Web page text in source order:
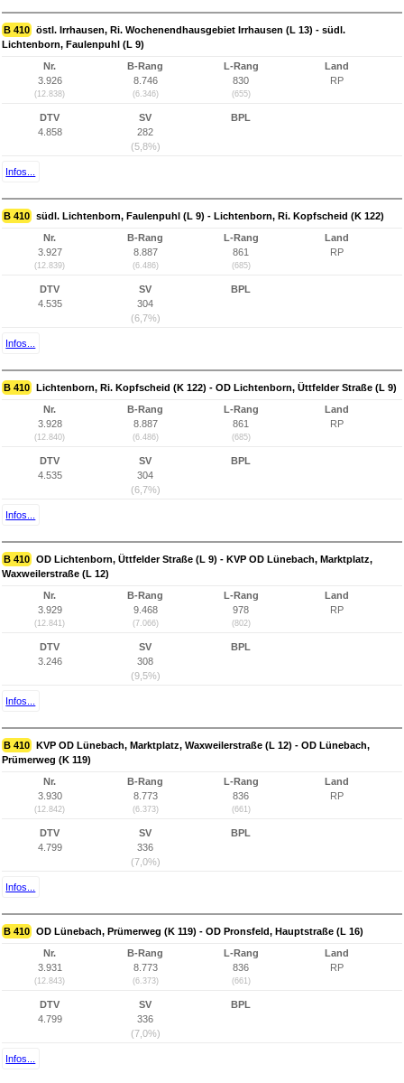
B 410 östl. Irrhausen, Ri. Wochenendhausgebiet Irrhausen (L 13) - südl.
Lichtenborn, Faulenpuhl (L 9)
Nr.
3.926
(12.838)
B-Rang
8.746
(6.346)
L-Rang
830
(655)
Land
RP
DTV
4.858
SV
282
(5,8%)
BPL
Infos...
B 410 südl. Lichtenborn, Faulenpuhl (L 9) - Lichtenborn, Ri. Kopfscheid (K 122)
Nr.
3.927
(12.839)
B-Rang
8.887
(6.486)
L-Rang
861
(685)
Land
RP
DTV
4.535
SV
304
(6,7%)
BPL
Infos...
B 410 Lichtenborn, Ri. Kopfscheid (K 122) - OD Lichtenborn, Üttfelder Straße (L 9)
Nr.
3.928
(12.840)
B-Rang
8.887
(6.486)
L-Rang
861
(685)
Land
RP
DTV
4.535
SV
304
(6,7%)
BPL
Infos...
B 410 OD Lichtenborn, Üttfelder Straße (L 9) - KVP OD Lünebach, Marktplatz,
Waxweilerstraße (L 12)
Nr.
3.929
(12.841)
B-Rang
9.468
(7.066)
L-Rang
978
(802)
Land
RP
DTV
3.246
SV
308
(9,5%)
BPL
Infos...
B 410 KVP OD Lünebach, Marktplatz, Waxweilerstraße (L 12) - OD Lünebach,
Prümerweg (K 119)
Nr.
3.930
(12.842)
B-Rang
8.773
(6.373)
L-Rang
836
(661)
Land
RP
DTV
4.799
SV
336
(7,0%)
BPL
Infos...
B 410 OD Lünebach, Prümerweg (K 119) - OD Pronsfeld, Hauptstraße (L 16)
Nr.
3.931
(12.843)
B-Rang
8.773
(6.373)
L-Rang
836
(661)
Land
RP
DTV
4.799
SV
336
(7,0%)
BPL
Infos...